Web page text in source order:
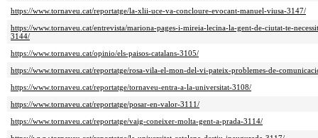
https://www.tornaveu.cat/reportatge/la-xlii-uce-va-concloure-evocant-manuel-viusa-3147/
https://www.tornaveu.cat/entrevista/mariona-pages-i-mireia-lecina-la-gent-de-ciutat-te-
3144/
https://www.tornaveu.cat/opinio/els-paisos-catalans-3105/
https://www.tornaveu.cat/reportatge/rosa-vila-el-mon-del-vi-pateix-problemes-de-
https://www.tornaveu.cat/reportatge/tornaveu-entra-a-la-universitat-3108/
https://www.tornaveu.cat/reportatge/posar-en-valor-3111/
https://www.tornaveu.cat/reportatge/vaig-coneixer-molta-gent-a-prada-3114/